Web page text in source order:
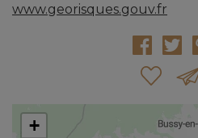
www.georisques.gouv.fr
+